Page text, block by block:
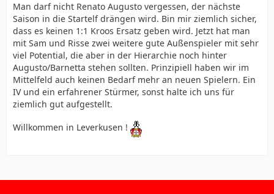
Man darf nicht Renato Augusto vergessen, der nächste
Saison in die Startelf drängen wird. Bin mir ziemlich sicher,
dass es keinen 1:1 Kroos Ersatz geben wird. Jetzt hat man
mit Sam und Risse zwei weitere gute Außenspieler mit sehr
viel Potential, die aber in der Hierarchie noch hinter
Augusto/Barnetta stehen sollten. Prinzipiell haben wir im
Mittelfeld auch keinen Bedarf mehr an neuen Spielern. Ein
IV und ein erfahrener Stürmer, sonst halte ich uns für
ziemlich gut aufgestellt.
Willkommen in Leverkusen !